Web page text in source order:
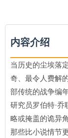
内容介绍
当历史的尘埃落
奇、最令人费解
部传统的战争编
研究员罗伯特·
略或掩盖的诡异
那些比小说情节